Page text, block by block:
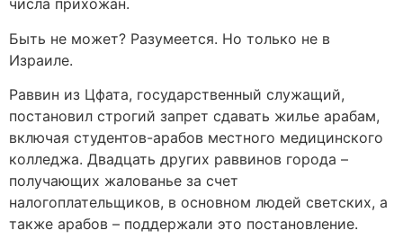
числа прихожан.
Быть не может? Разумеется. Но только не в
Израиле.
Раввин из Цфата, государственный служащий,
постановил строгий запрет сдавать жилье арабам,
включая студентов-арабов местного медицинского
колледжа. Двадцать других раввинов города –
получающих жалованье за счет
налогоплательщиков, в основном людей светских, а
также арабов – поддержали это постановление.